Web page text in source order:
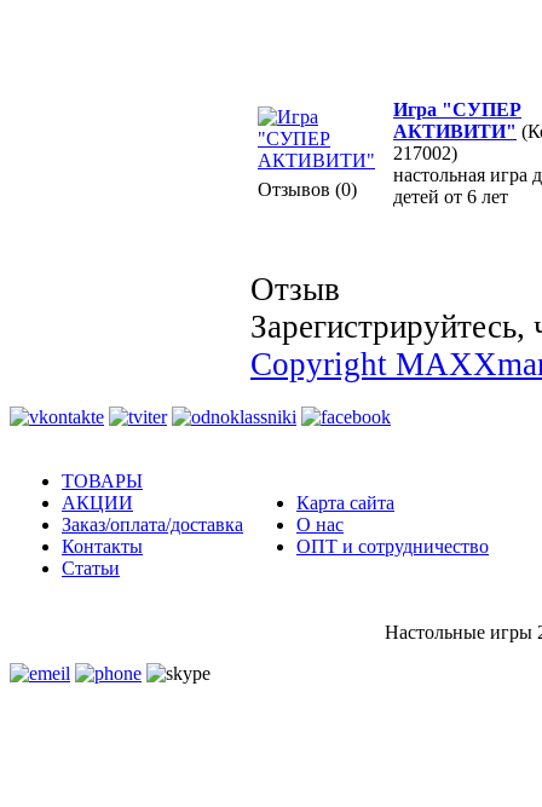
Отзывов (0)
Игра "СУПЕР
АКТИВИТИ"
217002)
настольная игра
детей от 6 лет
Отзыв
Copyright
ТОВАРЫ
АКЦИИ
Заказ/оплата/доставка
Контакты
Статьи
Карта сайта
О нас
ОПТ и сотрудничество